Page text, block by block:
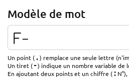
Modèle de mot
Un point (.) remplace une seule lettre
Un tiret (-) indique un nombre variable de
En ajoutant deux points et un chiffre (: